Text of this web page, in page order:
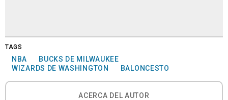
TAGS
NBA
BUCKS DE MILWAUKEE
WIZARDS DE WASHINGTON
BALONCESTO
ACERCA DEL AUTOR